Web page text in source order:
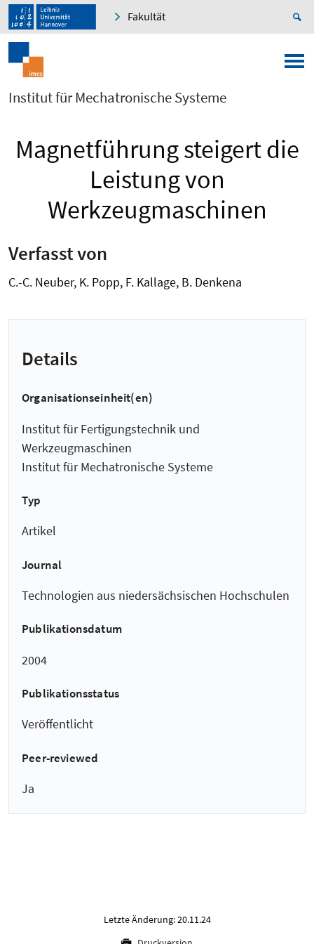
Fakultät
Institut für Mechatronische Systeme
Magnetführung steigert die
Leistung von
Werkzeugmaschinen
Verfasst von
C.-C. Neuber, K. Popp, F. Kallage, B. Denkena
Details
Organisationseinheit(en)
Institut für Fertigungstechnik und
Werkzeugmaschinen
Institut für Mechatronische Systeme
Typ
Artikel
Journal
Technologien aus niedersächsischen Hochschulen
Publikationsdatum
2004
Publikationsstatus
Veröffentlicht
Peer-reviewed
Ja
Letzte Änderung: 20.11.24